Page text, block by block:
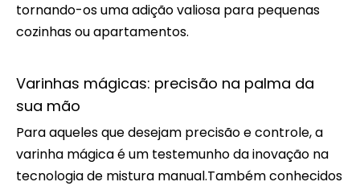
tornando-os uma adição valiosa para pequenas
cozinhas ou apartamentos.
Varinhas mágicas: precisão na palma da
sua mão
Para aqueles que desejam precisão e controle, a
varinha mágica é um testemunho da inovação na
tecnologia de mistura manual.Também conhecidos